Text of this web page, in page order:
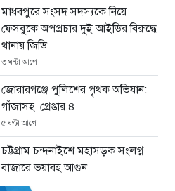
মাধবপুরে সংসদ সদস্যকে নিয়ে
ফেসবুকে অপপ্রচার দুই আইডির বিরুদ্ধে
থানায় জিডি
৩ ঘণ্টা আগে
জোরারগঞ্জে পুলিশের পৃথক অভিযান:
গাঁজাসহ গ্রেপ্তার ৪
৫ ঘণ্টা আগে
চট্টগ্রাম চন্দনাইশে মহাসড়ক সংলগ্ন
বাজারে ভয়াবহ আগুন
৫ ঘণ্টা আগে